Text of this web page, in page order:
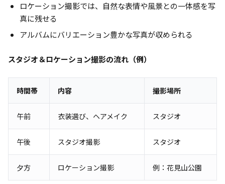
ロケーション撮影では、自然な表情や風景との一体感を写
真に残せる
アルバムにバリエーション豊かな写真が収められる
スタジオ＆ロケーション撮影の流れ（例）
時間帯 内容 撮影場所
午前 衣装選び、ヘアメイク スタジオ
午後 スタジオ撮影 スタジオ
夕方 ロケーション撮影 例：花見山公園